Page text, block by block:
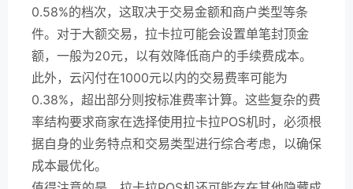
0.58%的档次，这取决于交易金额和商户类型等条
件。对于大额交易，拉卡拉可能会设置单笔封顶金
额，一般为20元，以有效降低商户的手续费成本。
此外，云闪付在1000元以内的交易费率可能为
0.38%，超出部分则按标准费率计算。这些复杂的费
率结构要求商家在选择使用拉卡拉POS机时，必须根
据自身的业务特点和交易类型进行综合考虑，以确保
成本最优化。